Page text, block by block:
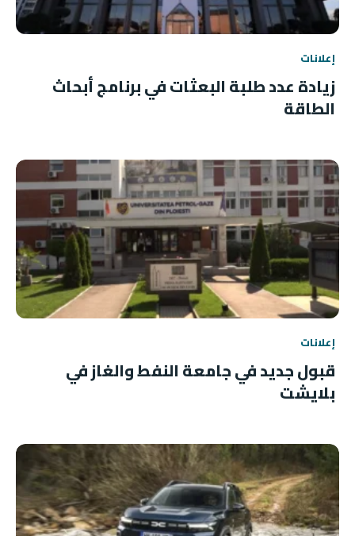
إعلانات
زيادة عدد طلبة البعثات في برنامج أبحاث
الطاقة
إعلانات
قبول جديد في جامعة النفط والغاز في
بلايشت